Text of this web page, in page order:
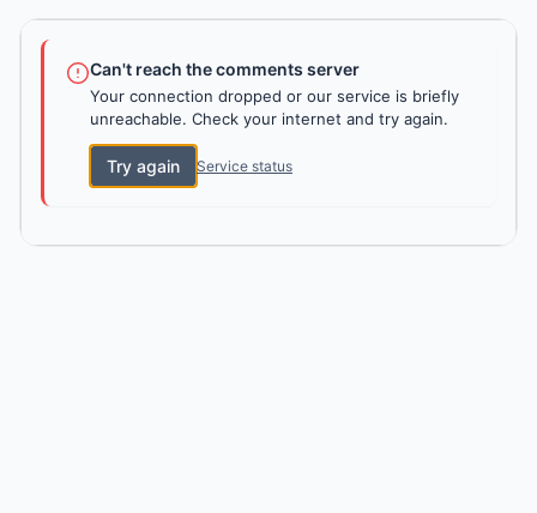
Can't reach the comments server
Your connection dropped or our service is briefly
unreachable. Check your internet and try again.
Try again Service status